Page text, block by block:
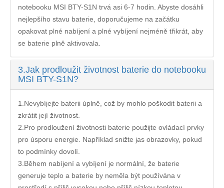
notebooku MSI BTY-S1N trvá asi 6-7 hodin. Abyste dosáhli
nejlepšího stavu baterie, doporučujeme na začátku
opakovat plné nabíjení a plné vybíjení nejméně třikrát, aby
se baterie plně aktivovala.
3.Jak prodloužit životnost baterie do notebooku
MSI BTY-S1N?
1.Nevybíjejte baterii úplně, což by mohlo poškodit baterii a
zkrátit její životnost.
2.Pro prodloužení životnosti baterie použijte ovládací prvky
pro úsporu energie. Například snižte jas obrazovky, pokud
to podmínky dovolí.
3.Během nabíjení a vybíjení je normální, že baterie
generuje teplo a baterie by neměla být používána v